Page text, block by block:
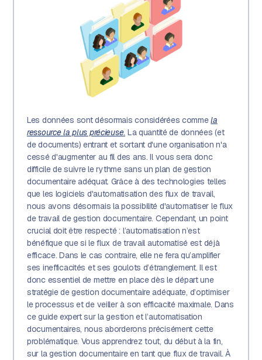
Les données sont désormais considérées commela
ressource la plus précieuse. La quantité de données (et
de documents) entrant et sortant d'une organisation n'a
cessé d'augmenter au fil des ans. Il vous sera donc
difficile de suivre le rythme sans un plan de gestion
documentaire adéquat. Grâce à des technologies telles
que les logiciels d'automatisation des flux de travail,
nous avons désormais la possibilité d'automatiser le flux
de travail de gestion documentaire. Cependant, un point
crucial doit être respecté : l’automatisation n’est
bénéfique que si le flux de travail automatisé est déjà
efficace. Dans le cas contraire, elle ne fera qu’amplifier
ses inefficacités et ses goulots d’étranglement. Il est
donc essentiel de mettre en place dès le départ une
stratégie de gestion documentaire adéquate, d’optimiser
le processus et de veiller à son efficacité maximale. Dans
ce guide expert sur la gestion et l’automatisation
documentaires, nous aborderons précisément cette
problématique. Vous apprendrez tout, du début à la fin,
sur la gestion documentaire en tant que flux de travail. À